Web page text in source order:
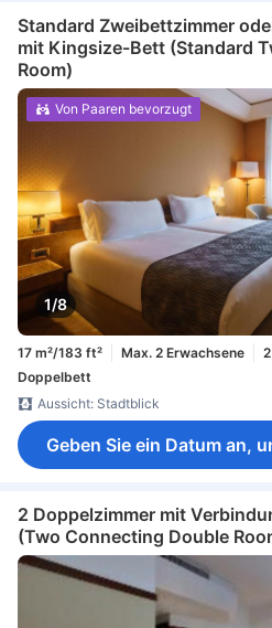
Standard Zweibettzimmer
mit Kingsize-Bett (Standard
Room)
1/8
Von Paaren bevorzugt
17 m²/183 ft² Max. 2 Erwachsene
Doppelbett
Aussicht: Stadtblick
Geben Sie ein Datum an,
2 Doppelzimmer mit
(Two Connecting Double